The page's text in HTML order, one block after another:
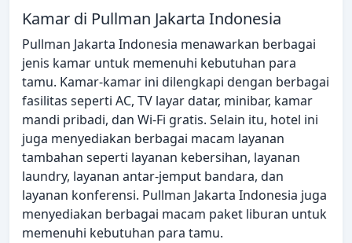
Kamar di Pullman Jakarta Indonesia
Pullman Jakarta Indonesia menawarkan berbagai
jenis kamar untuk memenuhi kebutuhan para
tamu. Kamar-kamar ini dilengkapi dengan berbagai
fasilitas seperti AC, TV layar datar, minibar, kamar
mandi pribadi, dan Wi-Fi gratis. Selain itu, hotel ini
juga menyediakan berbagai macam layanan
tambahan seperti layanan kebersihan, layanan
laundry, layanan antar-jemput bandara, dan
layanan konferensi. Pullman Jakarta Indonesia juga
menyediakan berbagai macam paket liburan untuk
memenuhi kebutuhan para tamu.